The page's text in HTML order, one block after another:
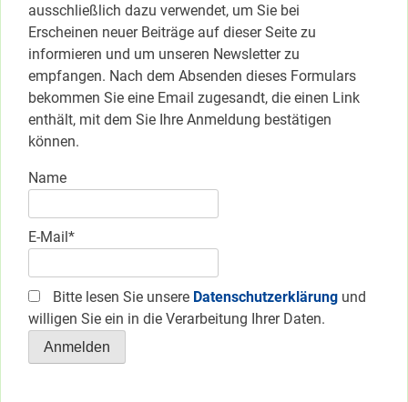
ausschließlich dazu verwendet, um Sie bei
Erscheinen neuer Beiträge auf dieser Seite zu
informieren und um unseren Newsletter zu
empfangen. Nach dem Absenden dieses Formulars
bekommen Sie eine Email zugesandt, die einen Link
enthält, mit dem Sie Ihre Anmeldung bestätigen
können.
Name
E-Mail*
Bitte lesen Sie unsere Datenschutzerklärung und
willigen Sie ein in die Verarbeitung Ihrer Daten.